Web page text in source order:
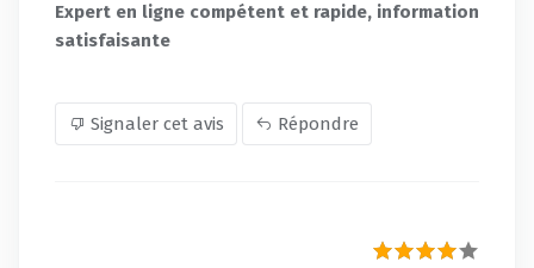
Expert en ligne compétent et rapide, information
satisfaisante
Signaler cet avis Répondre